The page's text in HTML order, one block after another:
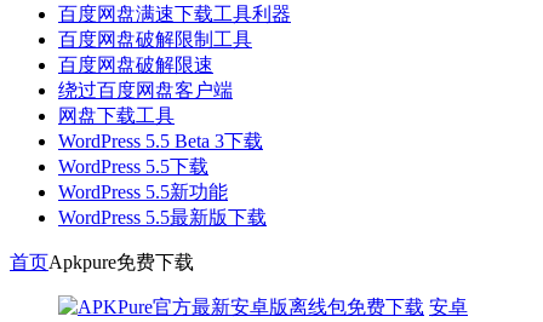
百度网盘满速下载工具利器
百度网盘破解限制工具
百度网盘破解限速
绕过百度网盘客户端
网盘下载工具
WordPress 5.5 Beta 3下载
WordPress 5.5下载
WordPress 5.5新功能
WordPress 5.5最新版下载
首页Apkpure免费下载
安卓